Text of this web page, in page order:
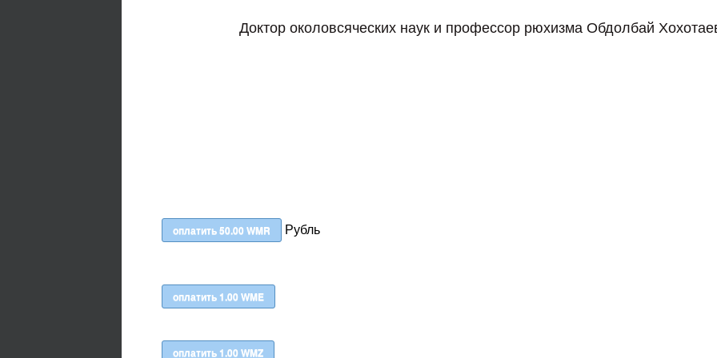
Доктор околовсяческих наук и профессор рюхизма Обдолбай
Рубль